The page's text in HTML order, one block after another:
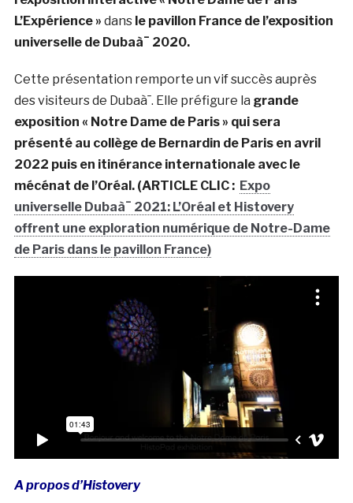
mécénat de l’Oréal. (ARTICLE CLIC :Expo
universelle Dubaà¯ 2021: L’Oréal et Histovery
offrent une exploration numérique de Notre-Dame
de Paris dans le pavillon France)
A propos d’Histovery
Avec l’HistoPad, Histovery fournit aux musées et
monuments le service évolutif de « Visite Augmentée
» sur tablette qui révolutionne l’expérience du visiteur
in situ. Accessible à tous, l’HistoPad offre un
extraordinaire voyage dans le temps et la
des reconstitutions
des contenus, toujours réalisés dans le respect